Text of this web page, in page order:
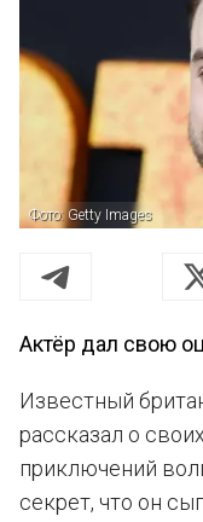
Фото: Getty Images
Актёр дал свою
Известный
рассказал о
приключений
секрет, что он